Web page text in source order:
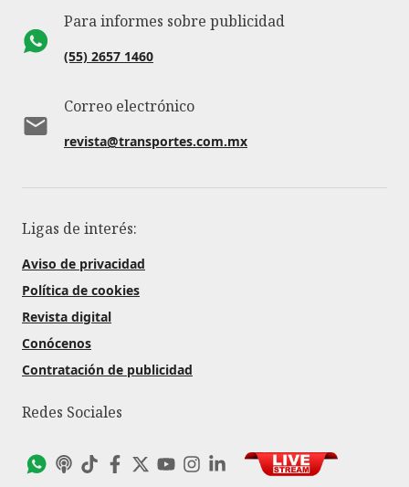
Para informes sobre publicidad
(55) 2657 1460
Correo electrónico
revista@transportes.com.mx
Ligas de interés:
Aviso de privacidad
Política de cookies
Revista digital
Conócenos
Contratación de publicidad
Redes Sociales